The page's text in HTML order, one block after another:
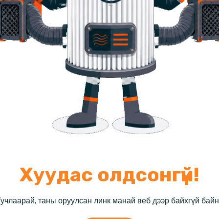
Хуудас олдсонгүй!
таны оруулсан линк манай веб дээр байхгүй